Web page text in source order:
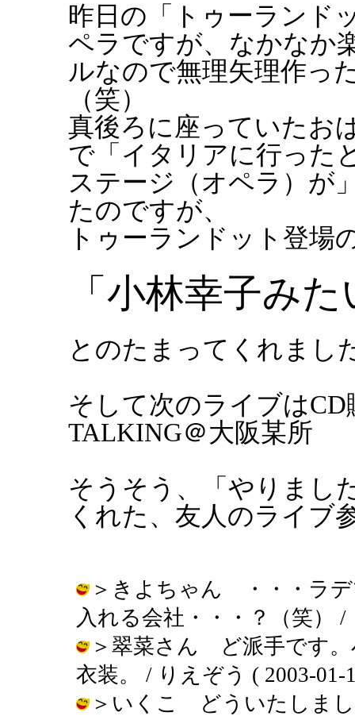
昨日の「トゥーランド
ペラですが、なかなか
ルなので無理矢理作っ
（笑）
真後ろに座っていたお
で「イタリアに行った
ステージ（オペラ）が
たのですが、
トゥーランドット登場
「小林幸子み
とのたまってくれまし
そして次のライブは
TALKING＠大阪某所
そうそう、「やりまし
くれた、友人のライブ
＞きよちゃん ・・・ラデ
入れる会社・・・？（笑） /
＞翠菜さん ど派手です。
衣装。 / りえぞう ( 2003-01-
＞いくこ どういたしま